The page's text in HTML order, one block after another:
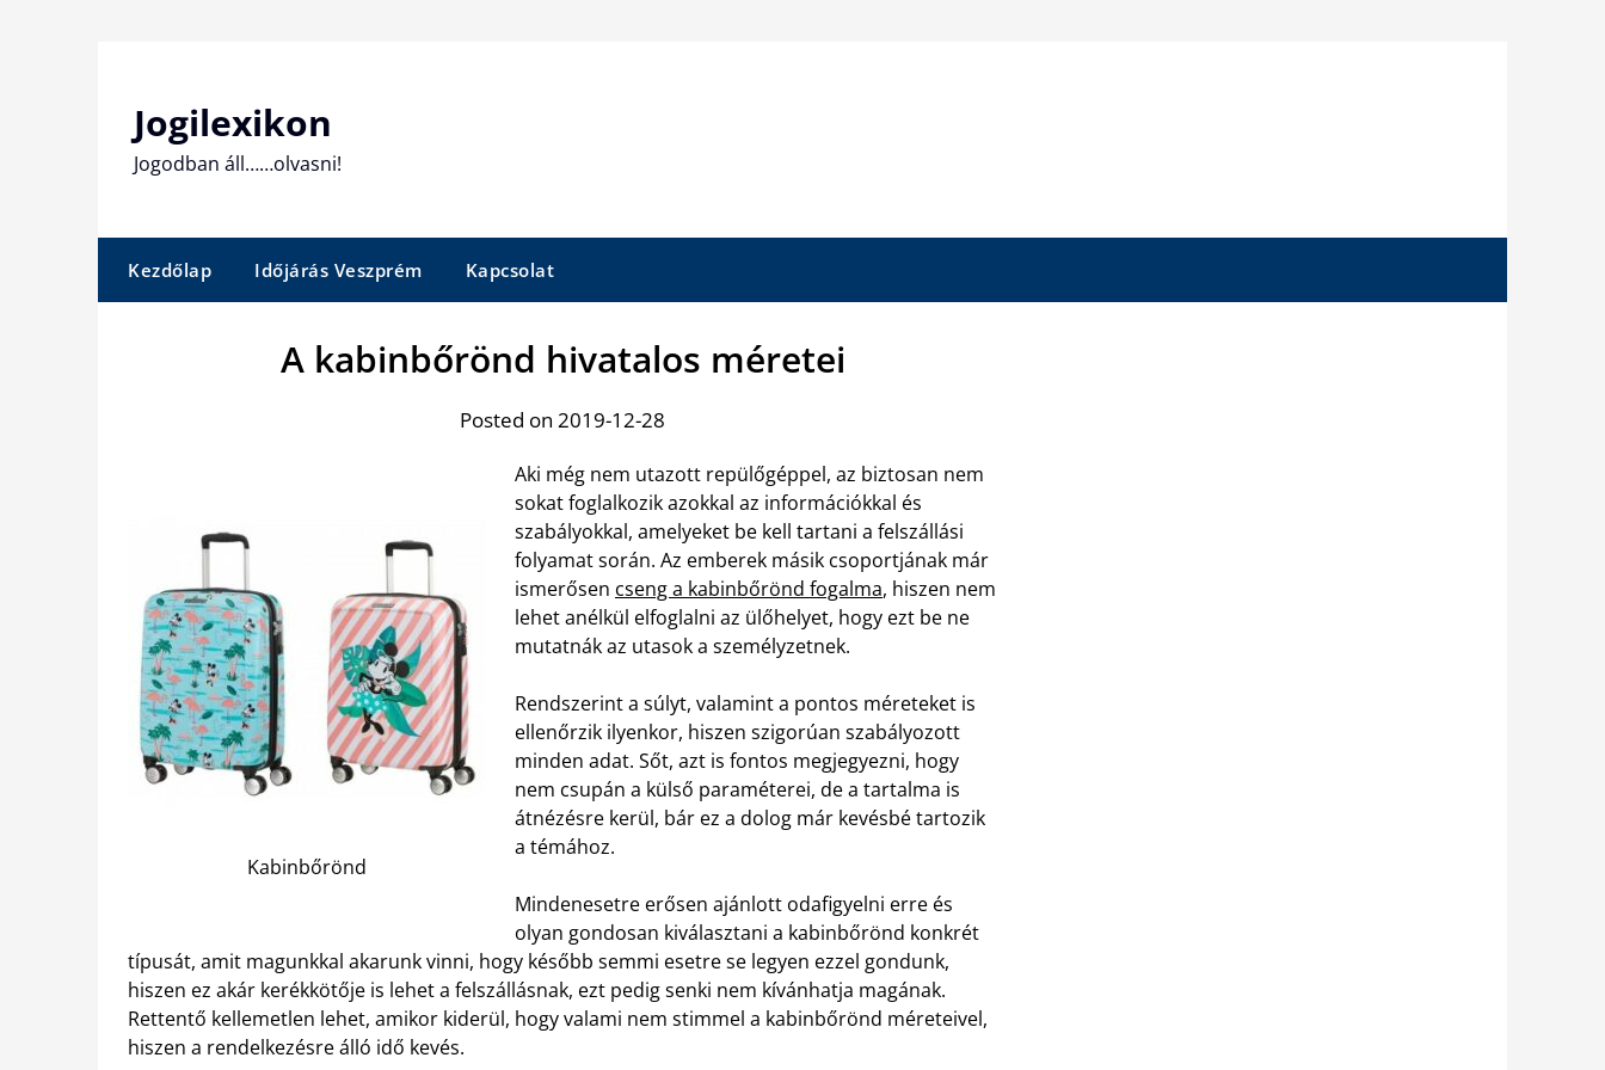
Jogilexikon
Jogodban áll……olvasni!
Kezdőlap Időjárás Veszprém Kapcsolat
A kabinbőrönd hivatalos méretei
Posted on 2019-12-28
Kabinbőrönd
Aki még nem utazott repülőgéppel, az biztosan nem
sokat foglalkozik azokkal az információkkal és
szabályokkal, amelyeket be kell tartani a felszállási
folyamat során. Az emberek másik csoportjának már
ismerősen cseng a kabinbőrönd fogalma, hiszen nem
lehet anélkül elfoglalni az ülőhelyet, hogy ezt be ne
mutatnák az utasok a személyzetnek.
Rendszerint a súlyt, valamint a pontos méreteket is
ellenőrzik ilyenkor, hiszen szigorúan szabályozott
minden adat. Sőt, azt is fontos megjegyezni, hogy
nem csupán a külső paraméterei, de a tartalma is
átnézésre kerül, bár ez a dolog már kevésbé tartozik
a témához.
Mindenesetre erősen ajánlott odafigyelni erre és
olyan gondosan kiválasztani a kabinbőrönd konkrét
típusát, amit magunkkal akarunk vinni, hogy később semmi esetre se legyen ezzel gondunk,
hiszen ez akár kerékkötője is lehet a felszállásnak, ezt pedig senki nem kívánhatja magának.
Rettentő kellemetlen lehet, amikor kiderül, hogy valami nem stimmel a kabinbőrönd méreteivel,
hiszen a rendelkezésre álló idő kevés.